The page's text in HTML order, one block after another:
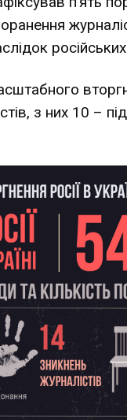
російських
з них 10 –